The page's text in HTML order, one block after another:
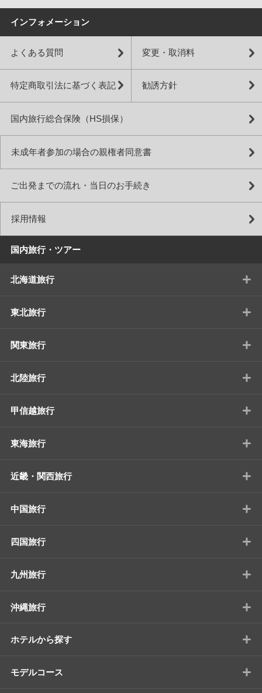
インフォメーション
よくある質問 変更・取消料
特定商取引法に基づく表記 勧誘方針
国内旅行総合保険（HS損保）
未成年者参加の場合の親権者同意書
ご出発までの流れ・当日のお手続き
採用情報
国内旅行・ツアー
北海道旅行 +
東北旅行 +
関東旅行 +
北陸旅行 +
甲信越旅行 +
東海旅行 +
近畿・関西旅行 +
中国旅行 +
四国旅行 +
九州旅行 +
沖縄旅行 +
ホテルから探す +
モデルコース +